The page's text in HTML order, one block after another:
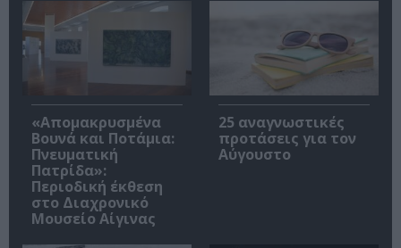
«Απομακρυσμένα
Βουνά και Ποτάμια:
Πνευματική
Πατρίδα»:
Περιοδική έκθεση
στο Διαχρονικό
Μουσείο Αίγινας
25 αναγνωστικές
προτάσεις για τον
Αύγουστο